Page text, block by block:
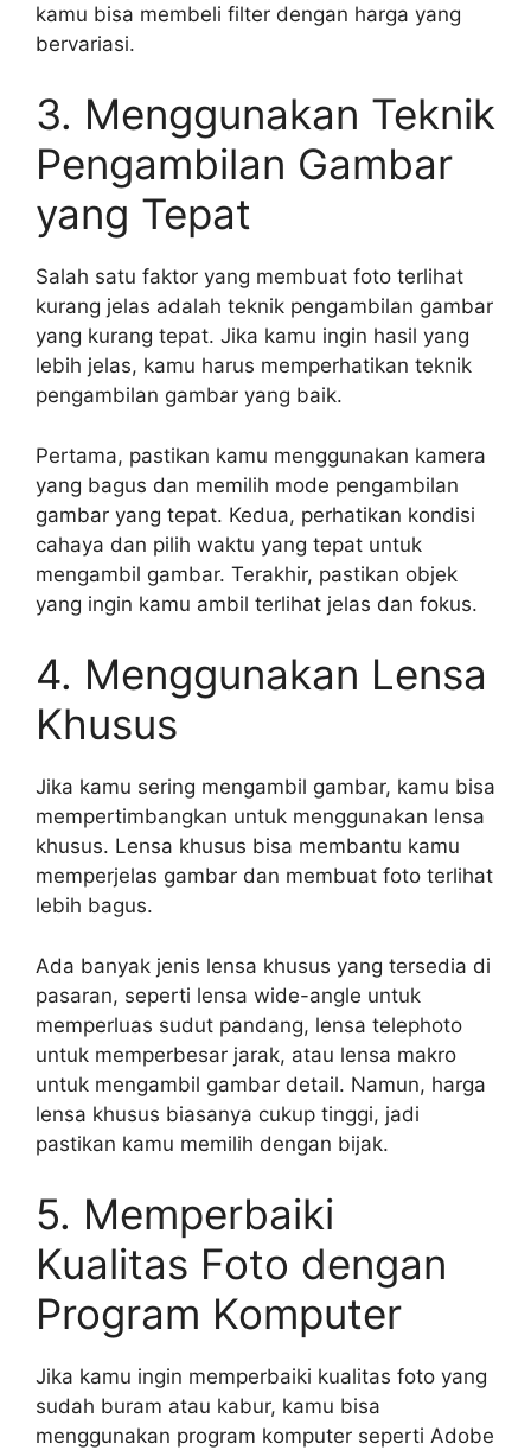
kamu bisa membeli filter dengan harga yang
bervariasi.
3. Menggunakan Teknik
Pengambilan Gambar
yang Tepat
Salah satu faktor yang membuat foto terlihat
kurang jelas adalah teknik pengambilan gambar
yang kurang tepat. Jika kamu ingin hasil yang
lebih jelas, kamu harus memperhatikan teknik
pengambilan gambar yang baik.
Pertama, pastikan kamu menggunakan kamera
yang bagus dan memilih mode pengambilan
gambar yang tepat. Kedua, perhatikan kondisi
cahaya dan pilih waktu yang tepat untuk
mengambil gambar. Terakhir, pastikan objek
yang ingin kamu ambil terlihat jelas dan fokus.
4. Menggunakan Lensa
Khusus
Jika kamu sering mengambil gambar, kamu bisa
mempertimbangkan untuk menggunakan lensa
khusus. Lensa khusus bisa membantu kamu
memperjelas gambar dan membuat foto terlihat
lebih bagus.
Ada banyak jenis lensa khusus yang tersedia di
pasaran, seperti lensa wide-angle untuk
memperluas sudut pandang, lensa telephoto
untuk memperbesar jarak, atau lensa makro
untuk mengambil gambar detail. Namun, harga
lensa khusus biasanya cukup tinggi, jadi
pastikan kamu memilih dengan bijak.
5. Memperbaiki
Kualitas Foto dengan
Program Komputer
Jika kamu ingin memperbaiki kualitas foto yang
sudah buram atau kabur, kamu bisa
menggunakan program komputer seperti Adobe